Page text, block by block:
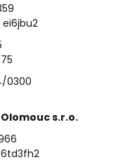
0300
s.r.o.